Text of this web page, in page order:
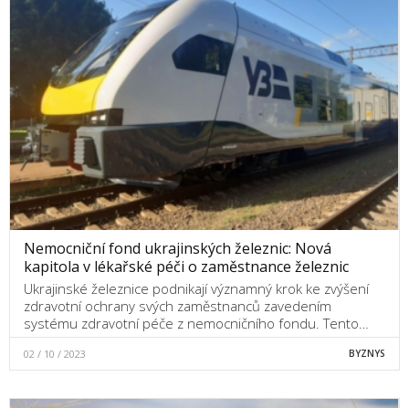
Nemocniční fond ukrajinských železnic: Nová
kapitola v lékařské péči o zaměstnance železnic
Ukrajinské železnice podnikají významný krok ke zvýšení
zdravotní ochrany svých zaměstnanců zavedením
systému zdravotní péče z nemocničního fondu. Tento…
02 / 10 / 2023 BYZNYS